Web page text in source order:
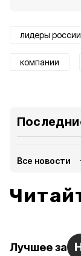
лидеры россии
компании
Все новости
Лучшее за